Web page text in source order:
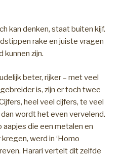
kan denken, staat buiten kijf.
rake en juiste vragen
kunnen zijn.
beter, rijker – met veel
is, zijn er toch twee
heel veel cijfers, te veel
wordt het even vervelend.
aapjes die een metalen en
werd in ‘Homo
Harari vertelt dit zelfde